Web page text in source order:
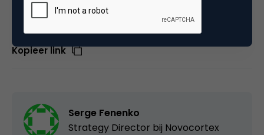
Kopieer link
Serge Fenenko
Strategy Director bij Novocortex